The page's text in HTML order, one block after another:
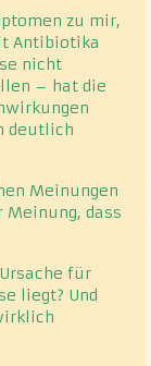
zu mir,
Antibiotika
nicht
– hat die
deutlich
Meinungen
Meinung, dass
für
liegt? Und